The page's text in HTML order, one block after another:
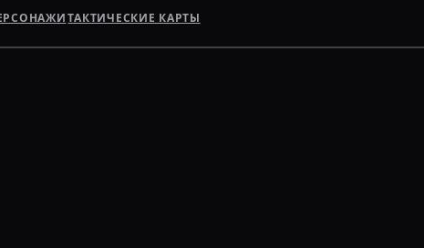
ТАКТИЧЕСКИЕ КАРТЫ